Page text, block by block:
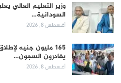
وزير التعليم العالي
السودانية…
أغسطس 8, 2026
يغادرون السجون…
أغسطس 8, 2026